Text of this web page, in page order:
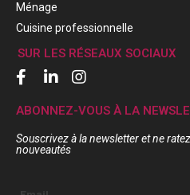
Ménage
Cuisine professionnelle
SUR LES RÉSEAUX SOCIAUX
ABONNEZ-VOUS À LA
Souscrivez à la newsletter et ne
nouveautés